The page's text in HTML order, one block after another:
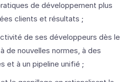
de développement plus
clients et résultats ;
de ses développeurs dès le
de nouvelles normes, à des
et à un pipeline unifié ;